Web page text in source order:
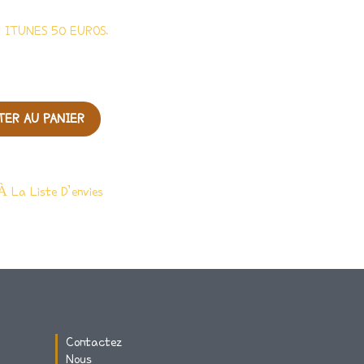
ITUNES 50 EUROS.
AU PANIER
La Liste D’envies
Contactez
Nous